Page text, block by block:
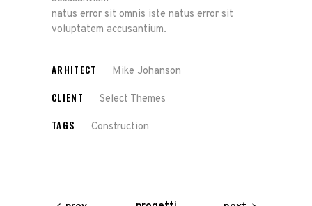
natus error sit omnis iste natus error sit
voluptatem accusantium.
ARHITECT Mike Johanson
CLIENT Select Themes
TAGS Construction